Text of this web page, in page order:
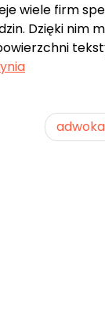
wiele firm
Dzięki nim